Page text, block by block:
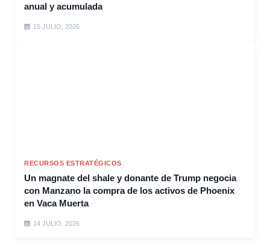
anual y acumulada
15 JULIO, 2026
RECURSOS ESTRATÉGICOS
Un magnate del shale y donante de Trump negocia
con Manzano la compra de los activos de Phoenix
en Vaca Muerta
14 JULIO, 2026